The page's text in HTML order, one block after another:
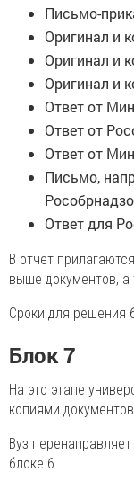
Письмо-
Оригинал и
Оригинал и
Оригинал и
Ответ от
Ответ от
Ответ от
Письмо,
Ответ для
В отчет
выше документов, а
Сроки для решения
Блок 7
На это этапе
копиями
Вуз
блоке 6.